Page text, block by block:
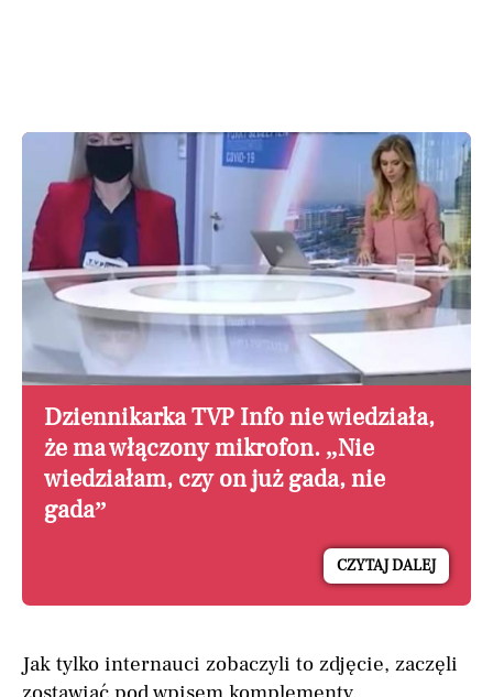
Dziennikarka TVP Info nie wiedziała,
że ma włączony mikrofon. „Nie
wiedziałam, czy on już gada, nie
gada”
CZYTAJ DALEJ
Jak tylko internauci zobaczyli to zdjęcie, zaczęli